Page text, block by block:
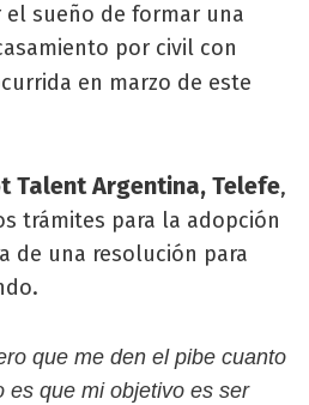
sueño de formar una
por civil con
en marzo de este
Talent Argentina, Telefe,
trámites para la adopción
de una resolución para
que me den el pibe cuanto
es que mi objetivo es ser